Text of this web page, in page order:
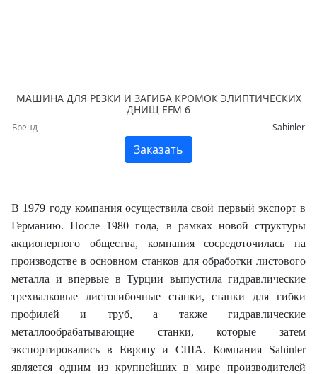
МАШИНА ДЛЯ РЕЗКИ И ЗАГИБА КРОМОК ЭЛИПТИЧЕСКИХ
ДНИЩ EFM 6
Бренд Sahinler
Заказать
В 1979 году компания осуществила свой первый экспорт в
Германию. После 1980 года, в рамках новой структуры
акционерного общества, компания сосредоточилась на
производстве в основном станков для обработки листового
металла и впервые в Турции выпустила гидравлические
трехвалковые листогибочные станки, станки для гибки
профилей и труб, а также гидравлические
металлообрабатывающие станки, которые затем
экспортировались в Европу и США. Компания Sahinler
является одним из крупнейших в мире производителей